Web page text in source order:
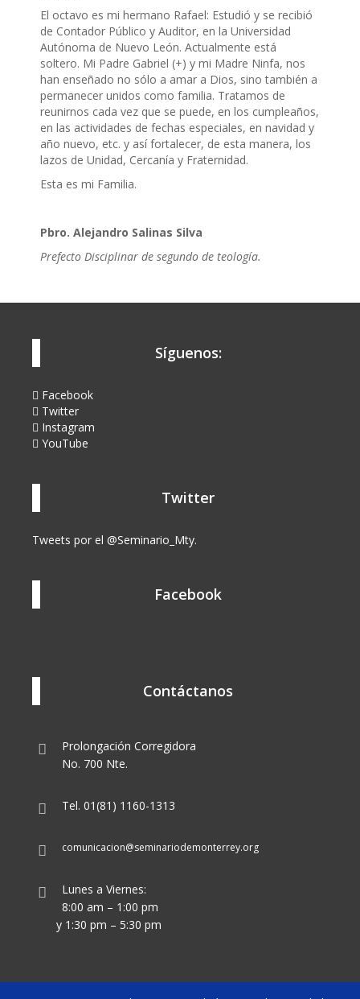
El octavo es mi hermano Rafael: Estudió y se recibió
de Contador Público y Auditor, en la Universidad
Autónoma de Nuevo León. Actualmente está
soltero. Mi Padre Gabriel (+) y mi Madre Ninfa, nos
han enseñado no sólo a amar a Dios, sino también a
permanecer unidos como familia. Tratamos de
reunirnos cada vez que se puede, en los cumpleaños,
en las actividades de fechas especiales, en navidad y
año nuevo, etc. y así fortalecer, de esta manera, los
lazos de Unidad, Cercanía y Fraternidad.
Esta es mi Familia.
Pbro. Alejandro Salinas Silva
Prefecto Disciplinar de segundo de teología.
Síguenos:
Facebook
Twitter
Instagram
YouTube
Twitter
Tweets por el @Seminario_Mty.
Facebook
Contáctanos
Prolongación Corregidora
No. 700 Nte.
Tel. 01(81) 1160-1313
comunicacion@seminariodemonterrey.org
Lunes a Viernes:
8:00 am – 1:00 pm
y 1:30 pm – 5:30 pm